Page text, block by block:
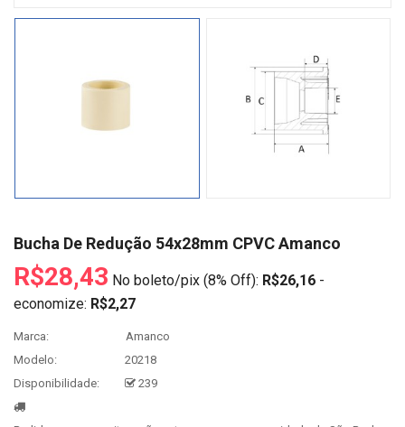
Bucha De Redução 54x28mm CPVC Amanco
R$28,43 No boleto/pix (8% Off): R$26,16 -
economize: R$2,27
Marca:
Amanco
Modelo:
20218
Disponibilidade:
239